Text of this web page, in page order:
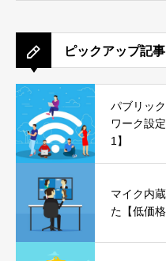
ピックアップ記事
パブリッ
ワーク設
1】
マイク内
た【低価